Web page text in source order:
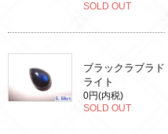
SOLD OUT
ブラックラブラド
ライト
0円(内税)
SOLD OUT